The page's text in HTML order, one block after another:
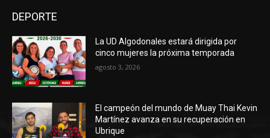
DEPORTE
La UD Algodonales estará dirigida por
cinco mujeres la próxima temporada
agosto 3, 2026
El campeón del mundo de Muay Thai Kevin
Martínez avanza en su recuperación en
Ubrique